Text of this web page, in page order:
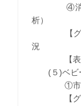
④消費者
析）
【グラフ
況
【表】ス
(５)ベビー
①市場
【グラフ